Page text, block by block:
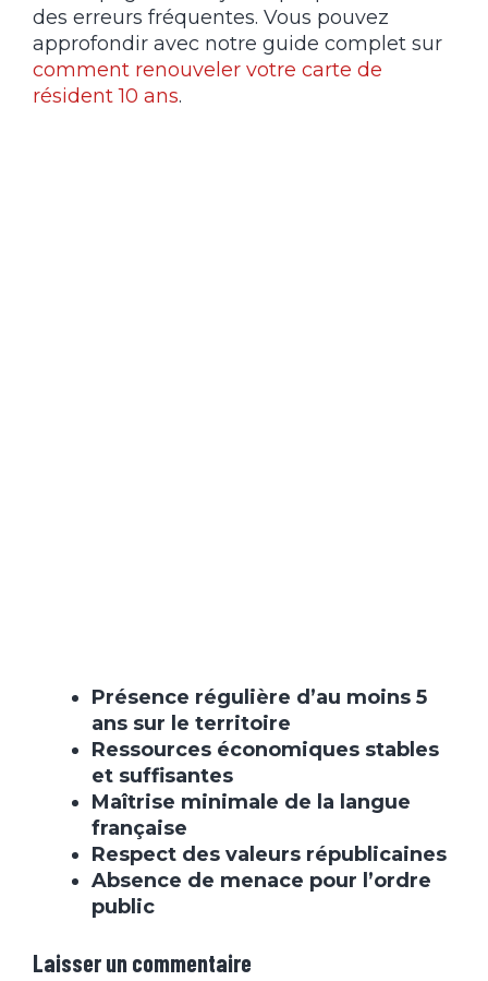
des erreurs fréquentes. Vous pouvez
approfondir avec notre guide complet sur
comment renouveler votre carte de
résident 10 ans.
Présence régulière d’au moins 5
ans sur le territoire
Ressources économiques stables
et suffisantes
Maîtrise minimale de la langue
française
Respect des valeurs républicaines
Absence de menace pour l’ordre
public
Laisser un commentaire